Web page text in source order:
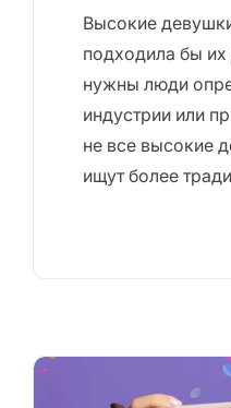
Высокие
подходила бы их
нужны люди
индустрии или
не все высокие
ищут более